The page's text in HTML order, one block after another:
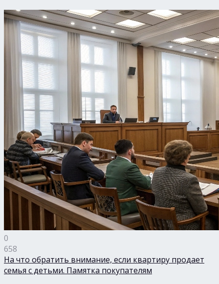
0
658
На что обратить внимание, если квартиру продает
семья с детьми. Памятка покупателям